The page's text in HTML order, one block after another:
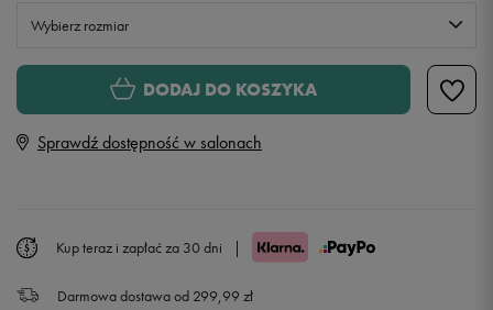
Wybierz rozmiar
Rozmiary EU
8 cm
19,5 10 cm Powiadom o dostępności
21 11 cm
DODAJ DO KOSZYKA
Sprawdź dostępność w salonach
Kup teraz i zapłać za 30 dni |
Darmowa dostawa od 299,99 zł